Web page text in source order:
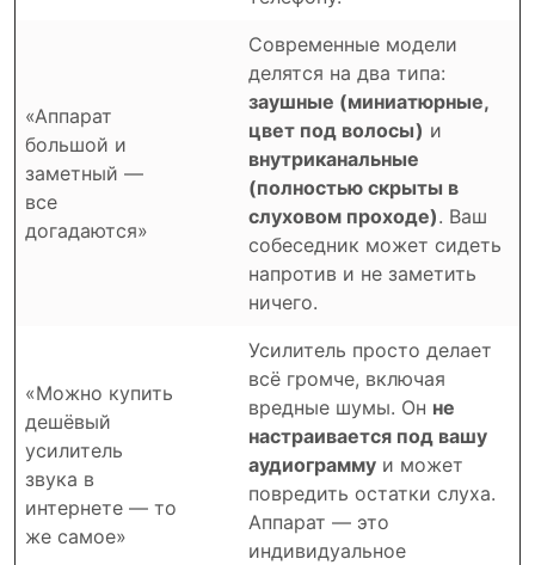
«Аппарат
большой и
заметный —
все
догадаются»
Современные модели
делятся на два типа:
заушные (миниатюрные,
цвет под волосы) и
внутриканальные
(полностью скрыты в
слуховом проходе). Ваш
собеседник может сидеть
напротив и не заметить
ничего.
«Можно купить
дешёвый
усилитель
звука в
интернете — то
же самое»
Усилитель просто делает
всё громче, включая
вредные шумы. Он не
настраивается под вашу
аудиограмму и может
повредить остатки слуха.
Аппарат — это
индивидуальное